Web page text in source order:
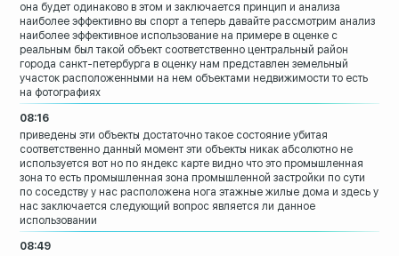
она будет одинаково в этом и заключается принцип и анализа
наиболее эффективно вы спорт а теперь давайте рассмотрим анализ
наиболее эффективное использование на примере в оценке с
реальным был такой объект соответственно центральный район
города санкт-петербурга в оценку нам представлен земельный
участок расположенными на нем объектами недвижимости то есть
на фотографиях
08:16
приведены эти объекты достаточно такое состояние убитая
соответственно данный момент эти объекты никак абсолютно не
используется вот но по яндекс карте видно что это промышленная
зона то есть промышленная зона промышленной застройки по сути
по соседству у нас расположена нога этажные жилые дома и здесь у
нас заключается следующий вопрос является ли данное
использовании
08:49